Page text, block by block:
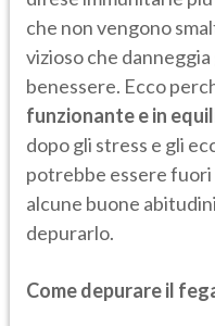
che non vengono
vizioso che
benessere. Ecco
funzionante e in
dopo gli stress e gli
potrebbe essere
alcune buone
depurarlo.
Come depurare il